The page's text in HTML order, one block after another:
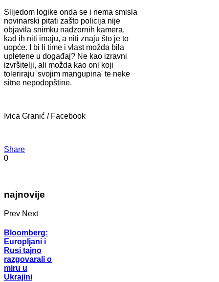
Slijedom logike onda se i nema smisla
novinarski pitati zašto policija nije
objavila snimku nadzornih kamera,
kad ih niti imaju, a niti znaju što je to
uopće. I bi li time i vlast možda bila
upletene u događaj? Ne kao izravni
izvršitelji, ali možda kao oni koji
toleriraju 'svojim mangupina' te neke
sitne nepodopštine.
Ivica Granić / Facebook
Share
0
najnovije
Prev Next
Bloomberg:
Europljani i
Rusi tajno
razgovarali o
miru u
Ukrajini